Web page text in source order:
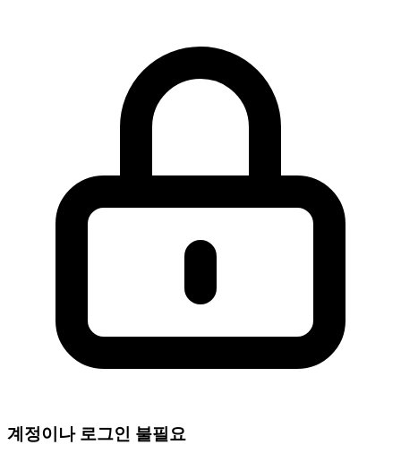
계정이나 로그인 불필요